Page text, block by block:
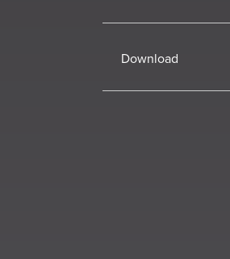
Download